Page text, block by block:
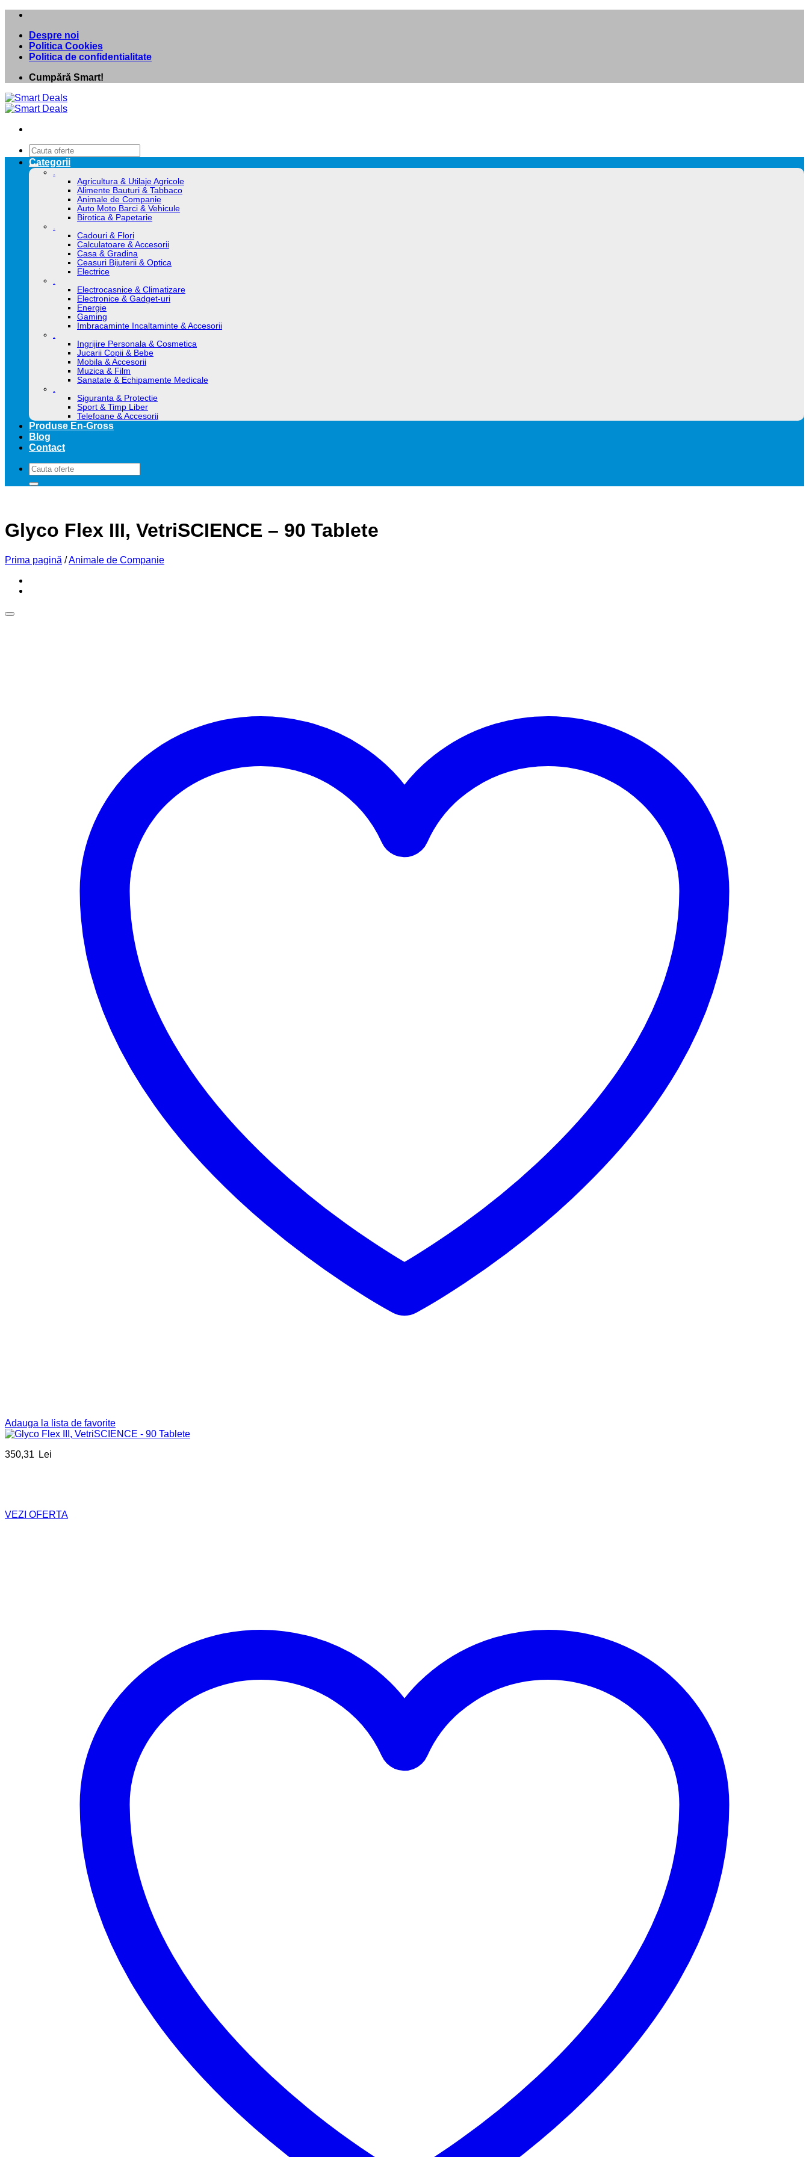
Skip
contentDespre noi
Politica Cookies
Politica de confidentialitate
Cumpără Smart!
Caută
după:
Categorii
.
Agricultura & Utilaje Agricole
Alimente Bauturi & Tabbaco
Animale de Companie
Auto Moto Barci & Vehicule
Birotica & Papetarie
.
Cadouri & Flori
Calculatoare & Accesorii
Casa & Gradina
Ceasuri Bijuterii & Optica
Electrice
.
Electrocasnice & Climatizare
Electronice & Gadget-uri
Energie
Gaming
Imbracaminte Incaltaminte & Accesorii
.
Ingrijire Personala & Cosmetica
Jucarii Copii & Bebe
Mobila & Accesorii
Muzica & Film
Sanatate & Echipamente Medicale
.
Siguranta & Protectie
Sport & Timp Liber
Telefoane & Accesorii
Produse En-Gross
Blog
Contact
Caută
după:
Glyco Flex III, VetriSCIENCE – 90 Tablete
Prima pagină /Animale de Companie
Adauga la lista de favorite
350,31 Lei
VEZI OFERTA